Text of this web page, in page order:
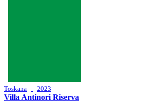
Toskana 2023
Villa Antinori Riserva